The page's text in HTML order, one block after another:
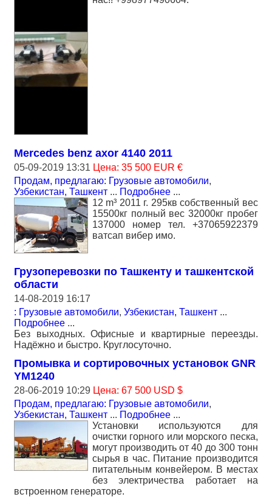
Mercedes benz axor 4140 2011
05-09-2019 13:31 Цена: 35 500 EUR €
Продам, предлагаю: Грузовые автомобили,
Узбекистан, Ташкент ... Подробнее ...
12 m³ 2011 г. 295кв собственный вес
15500кг полный вес 32000кг пробег
137000 номер тел. +37065922379
ватсап вибер имо.
Грузоперевозки по Ташкенту и ташкентской
области
14-08-2019 16:17
: Грузовые автомобили, Узбекистан, Ташкент ...
Подробнее ...
Без выходных. Офисные и квартирные переезды.
Надёжно и быстро. Круглосуточно.
Промывка и сортировочных установок GNR
YM1240
28-06-2019 10:29 Цена: 67 500 USD $
Продам, предлагаю: Грузовые автомобили,
Узбекистан, Ташкент ... Подробнее ...
Установки используются для
очистки горного или морского песка,
могут производить от 40 до 300 тонн
сырья в час. Питание производится
питательным конвейером. В местах
без электричества работает на
встроенном генераторе.